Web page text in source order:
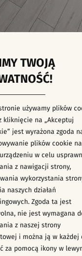
Kolekcje
WYSZUKIWARKA
TWOJĄ
używamy plików
kliknięcie na „Akceptuj
jest wyrażona zgoda
plików cookie na
w celu
z nawigacji strony,
wykorzystania
naszych działań
Zgoda ta jest
nie jest wymagana
z naszej strony
i można ją w każdej
za pomocą ikony w